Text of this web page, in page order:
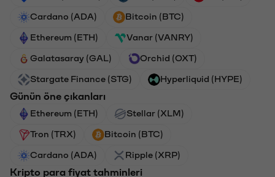
Cardano (ADA) Bitcoin (BTC)
Ethereum (ETH) Vanar (VANRY)
Galatasaray (GAL) Orchid (OXT)
Stargate Finance (STG) Hyperliquid (HYPE)
Günün öne çıkanları
Ethereum (ETH) Stellar (XLM)
Tron (TRX) Bitcoin (BTC)
Cardano (ADA) Ripple (XRP)
Kripto para fiyat tahminleri